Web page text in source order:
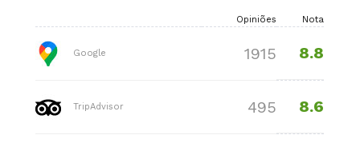
Opiniões Nota
Google 1915 8.8
TripAdvisor 495 8.6